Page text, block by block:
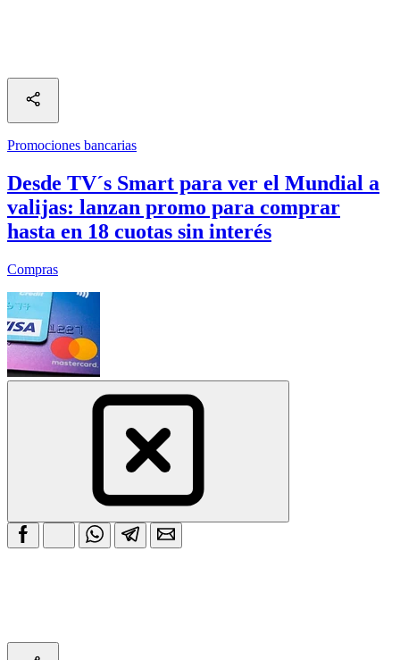
Promociones bancarias
Desde TV´s Smart para ver el Mundial a
valijas: lanzan promo para comprar
hasta en 18 cuotas sin interés
Compras